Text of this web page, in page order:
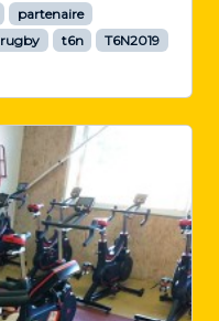
partenaire
rugby t6n
T6N2019